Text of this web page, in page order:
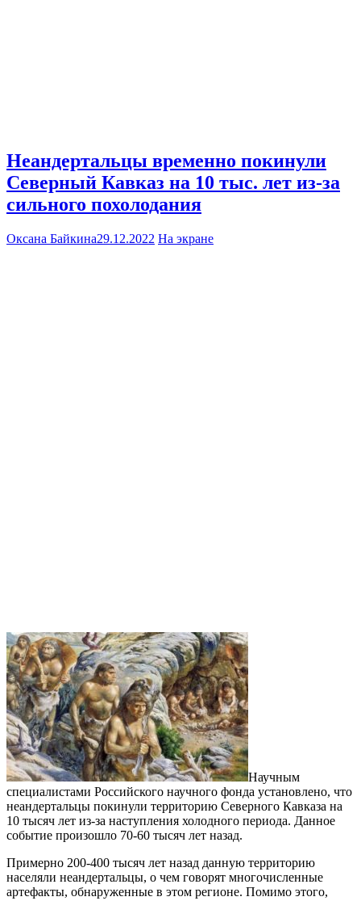
Неандертальцы временно покинули
Северный Кавказ на 10 тыс. лет из-за
сильного похолодания
Оксана Байкина29.12.2022 На экране
Научным
специалистами Российского научного фонда установлено, что
неандертальцы покинули территорию Северного Кавказа на
10 тысяч лет из-за наступления холодного периода. Данное
событие произошло 70-60 тысяч лет назад.
Примерно 200-400 тысяч лет назад данную территорию
населяли неандертальцы, о чем говорят многочисленные
артефакты, обнаруженные в этом регионе. Помимо этого,